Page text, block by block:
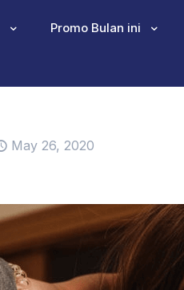
Promo Bulan ini
May 26, 2020